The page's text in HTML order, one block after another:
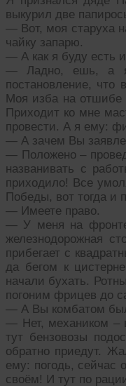
выкурил две
— Вот, моя старуха
чайку запарю.
— А как я буду есть
— Ладно, ешь, а я
постановление, что
Моя изба на отшибе
Приходит ко мне
провести. А я ему:
— А зачем Вы
— Положено –
названивать с
приходило! Все
Победы, вот тогда и
— Имеете право.
— У меня на
железнодорожная
прибегает с
да бегом к
начали бухать.
погоним фрицев до
— А Вы комбатом
— Нет, механиком –
тут бензовозы
обратно приедут.
ему: погодь, сейчас
своём! И тут по